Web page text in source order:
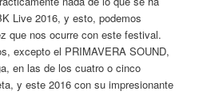
Live 2016, y esto, podemos
que nos ocurre con este festival.
excepto el PRIMAVERA SOUND,
en las de los cuatro o cinco
y este 2016 con su impresionante